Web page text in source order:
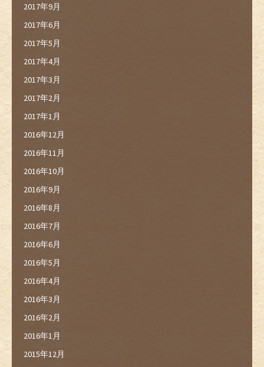
2017年9月
2017年6月
2017年5月
2017年4月
2017年3月
2017年2月
2017年1月
2016年12月
2016年11月
2016年10月
2016年9月
2016年8月
2016年7月
2016年6月
2016年5月
2016年4月
2016年3月
2016年2月
2016年1月
2015年12月